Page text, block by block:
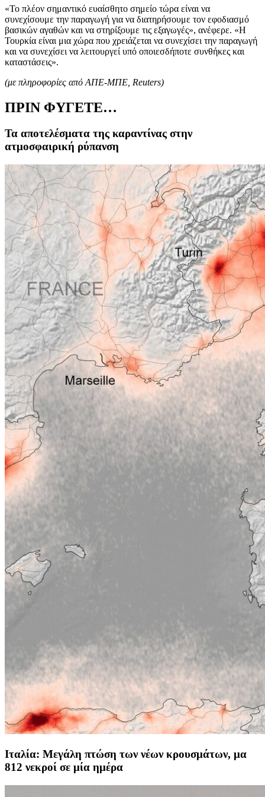
«Το πλέον σημαντικό ευαίσθητο σημείο τώρα είναι να
συνεχίσουμε την παραγωγή για να διατηρήσουμε τον εφοδιασμό
βασικών αγαθών και να στηρίξουμε τις εξαγωγές», ανέφερε. «Η
Τουρκία είναι μια χώρα που χρειάζεται να συνεχίσει την παραγωγή
και να συνεχίσει να λειτουργεί υπό οποιεσδήποτε συνθήκες και
καταστάσεις».
(με πληροφορίες από ΑΠΕ-ΜΠΕ, Reuters)
ΠΡΙΝ ΦΥΓΕΤΕ…
Τα αποτελέσματα της καραντίνας στην
ατμοσφαιρική ρύπανση
Ιταλία: Μεγάλη πτώση των νέων κρουσμάτων, μα
812 νεκροί σε μία ημέρα